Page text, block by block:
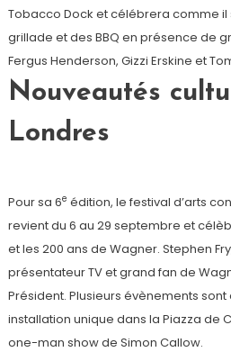
Tobacco Dock et célébrera comme il
grillade et des BBQ en présence de
Fergus Henderson, Gizzi Erskine et
Nouveautés
Londres
Pour sa 6e édition, le festival d’arts
revient du 6 au 29 septembre et
et les 200 ans de Wagner. Stephen
présentateur TV et grand fan de
Président. Plusieurs évènements
installation unique dans la Piazza de
one-man show de Simon Callow.